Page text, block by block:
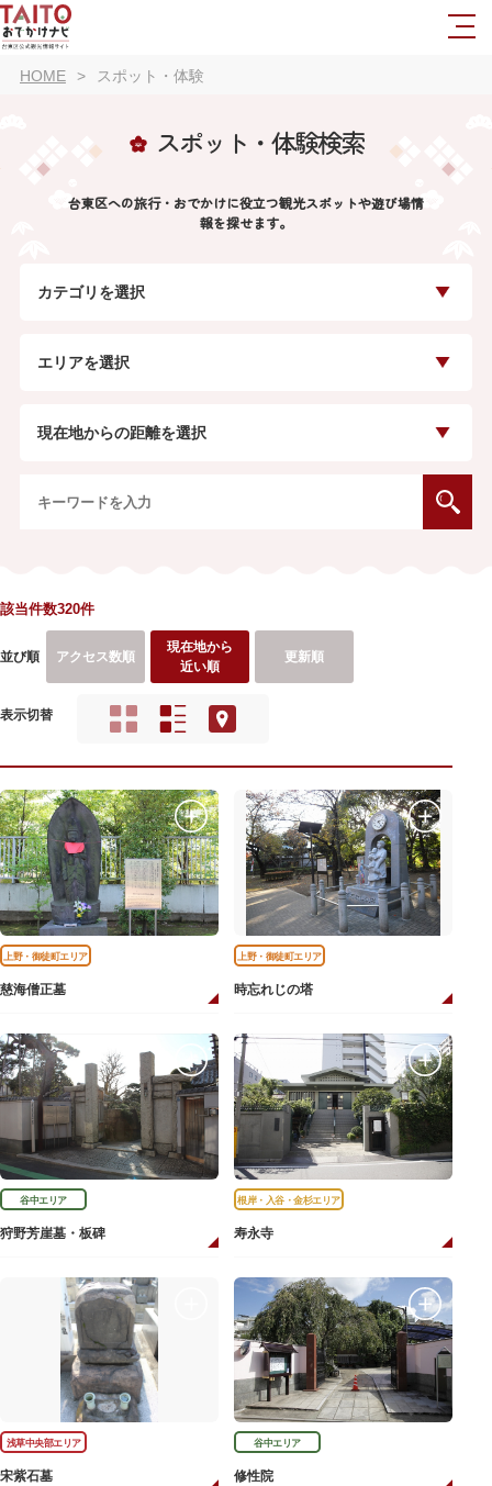
HOME スポット・体験
スポット・体験検索
台東区への旅行・おでかけに役立つ観光スポットや遊び場情
報を探せます。
カテゴリを選択
エリアを選択
現在地からの距離を選択
該当件数320件
並び順 アクセス数順
現在地から
近い順
更新順
表示切替
上野・御徒町エリア
慈海僧正墓
上野・御徒町エリア
時忘れじの塔
谷中エリア
狩野芳崖墓・板碑
根岸・入谷・金杉エリア
寿永寺
浅草中央部エリア
宋紫石墓
谷中エリア
修性院